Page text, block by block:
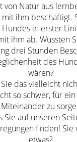
von Natur aus
ihm beschäftigt.
in erster
ihm ab. Wussten
drei Stunden
des
wären?
das vielleicht
so schwer, für
Miteinander zu
Sie auf unseren
finden! Sie
etwas?